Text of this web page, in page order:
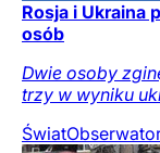
Rosja i Ukraina
osób
Dwie osoby
trzy w wyniku
Świat